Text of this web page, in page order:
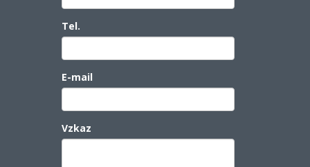
Tel.
E-mail
Vzkaz